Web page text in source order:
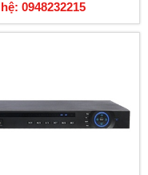
0948232215